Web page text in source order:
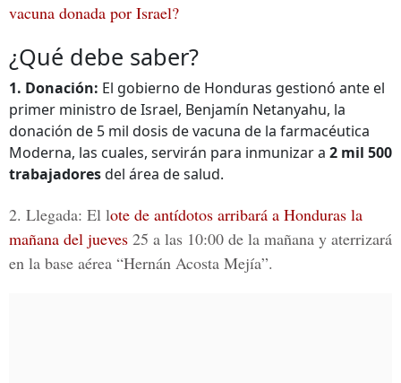
vacuna donada por Israel?
¿Qué debe saber?
1. Donación: El gobierno de Honduras gestionó ante el
primer ministro de Israel, Benjamín Netanyahu, la
donación de 5 mil dosis de vacuna de la farmacéutica
Moderna, las cuales, servirán para inmunizar a 2 mil 500
trabajadoresdel área de salud.
2. Llegada: El lote de antídotos arribará a Honduras la
mañana del jueves 25 a las 10:00 de la mañana y aterrizará
en la base aérea “Hernán Acosta Mejía”.